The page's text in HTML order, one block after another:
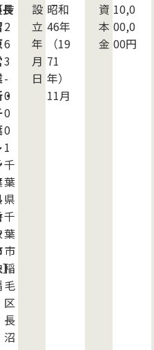
長
］
〒
2
6
3
-
0
0
0
1
千
葉
県
千
葉
市
稲
毛
区
長
沼
設
立
年
月
日
昭和
46年
（19
71
年）
11月
資
本
金
10,0
00,0
00円